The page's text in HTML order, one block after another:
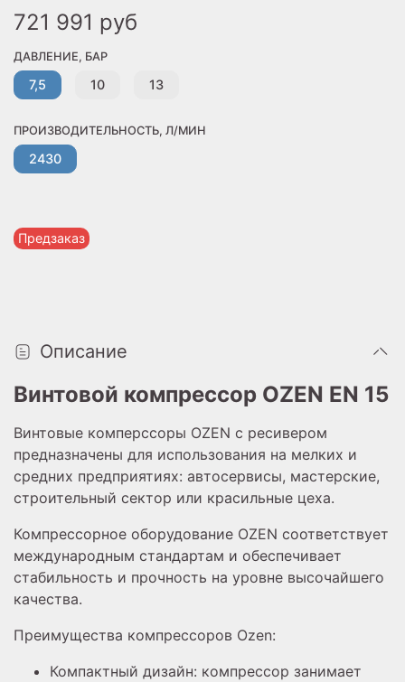
Предзаказ
721 991 руб
ДАВЛЕНИЕ, БАР
7,5 10 13
ПРОИЗВОДИТЕЛЬНОСТЬ, Л/МИН
2430
Описание
Винтовой компрессор OZEN EN 15
Винтовые комперссоры OZEN с ресивером
предназначены для использования на мелких и
средних предприятиях: автосервисы, мастерские,
строительный сектор или красильные цеха.
Компрессорное оборудование OZEN соответствует
международным стандартам и обеспечивает
стабильность и прочность на уровне высочайшего
качества.
Преимущества компрессоров Ozen:
Компактный дизайн: компрессор занимает